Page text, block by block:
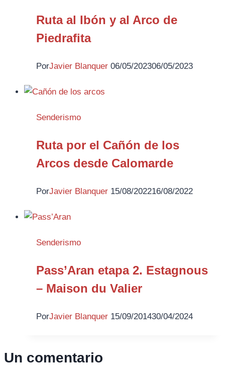
Ruta al Ibón y al Arco de
Piedrafita
PorJavier Blanquer 06/05/202306/05/2023
Senderismo
Ruta por el Cañón de los
Arcos desde Calomarde
PorJavier Blanquer 15/08/202216/08/2022
Senderismo
Pass’Aran etapa 2. Estagnous
– Maison du Valier
PorJavier Blanquer 15/09/201430/04/2024
Un comentario